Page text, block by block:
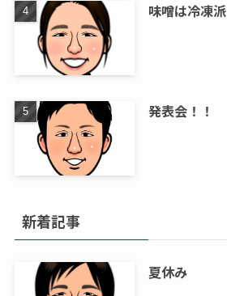
味噌は冷凍派
発表会！！
新着記事
夏休み